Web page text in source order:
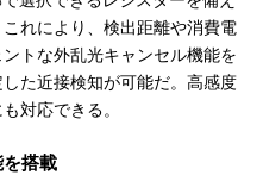
れにより、検出距離や消費電
トな外乱光キャンセル機能を
た近接検知が可能だ。高感度
対応できる。
搭載